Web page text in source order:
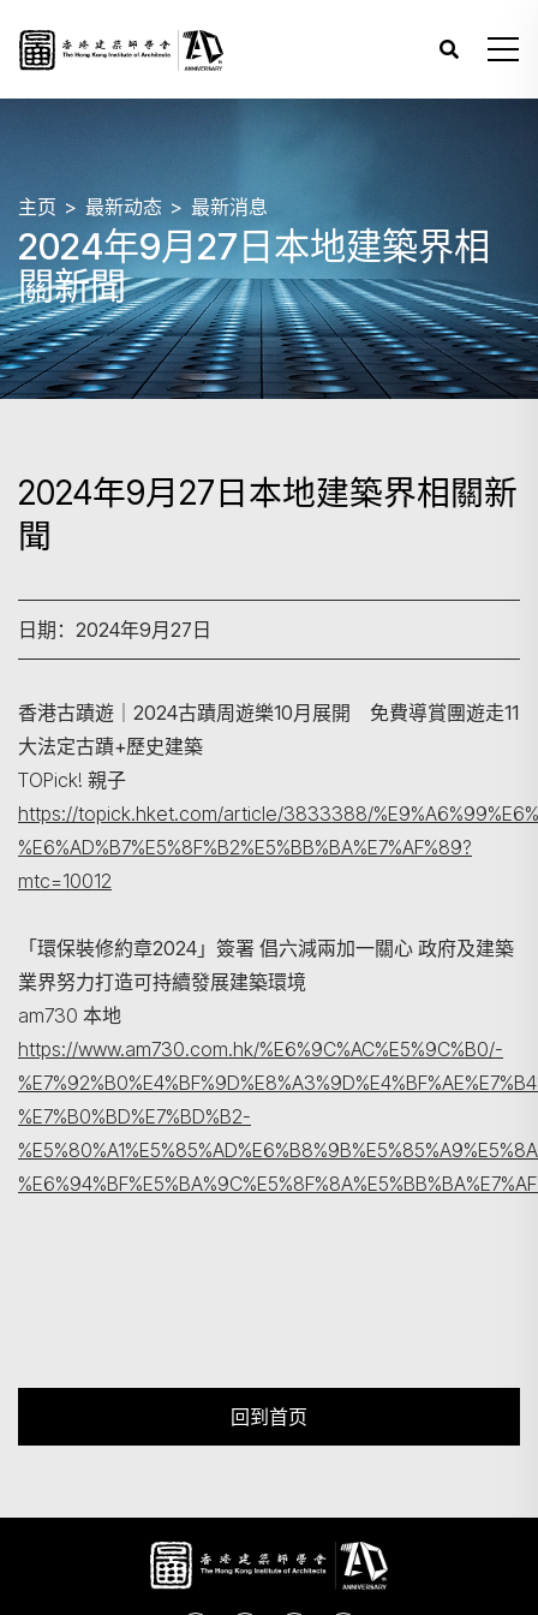
主页 最新动态 最新消息
2024年9月27日本地建築界相
關新聞
2024年9月27日本地建築界相關新
聞
日期：2024年9月27日
香港古蹟遊｜2024古蹟周遊樂10月展開 免費導賞團遊走11
大法定古蹟+歷史建築
TOPick! 親子
https://topick.hket.com/article/3833388/
%E6%AD%B7%E5%8F%B2%E5%BB%BA%E7%AF%89?
mtc=10012
「環保裝修約章2024」簽署 倡六減兩加一關心 政府及建築
業界努力打造可持續發展建築環境
am730 本地
https://www.am730.com.hk/%E6%9C%AC%E5%9C%B0/-
%E7%B0%BD%E7%BD%B2-
回到首页